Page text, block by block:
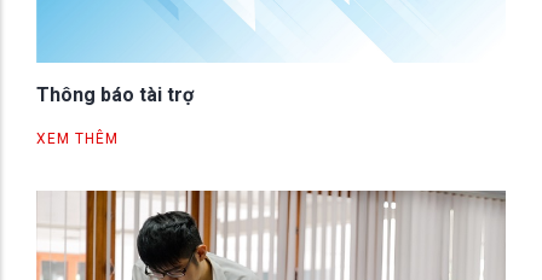
Thông báo tài trợ
XEM THÊM